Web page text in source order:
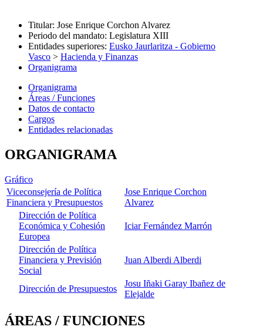
Titular: Jose Enrique Corchon Alvarez
Periodo del mandato: Legislatura XIII
Entidades superiores: Eusko Jaurlaritza - Gobierno
Vasco > Hacienda y Finanzas
Organigrama
Organigrama
Áreas / Funciones
Datos de contacto
Cargos
Entidades relacionadas
ORGANIGRAMA
Gráfico
Viceconsejería de Política
Financiera y Presupuestos
Jose Enrique Corchon
Alvarez
Dirección de Política
Económica y Cohesión
Europea
Iciar Fernández Marrón
Dirección de Política
Financiera y Previsión
Social
Juan Alberdi Alberdi
Dirección de Presupuestos
Josu Iñaki Garay Ibañez de
Elejalde
ÁREAS / FUNCIONES